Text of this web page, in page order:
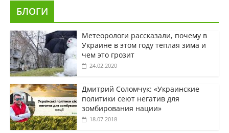
БЛОГИ
Метеорологи рассказали, почему в
Украине в этом году теплая зима и
чем это грозит
24.02.2020
Дмитрий Соломчук: «Украинские
политики сеют негатив для
зомбирования нации»
18.07.2018